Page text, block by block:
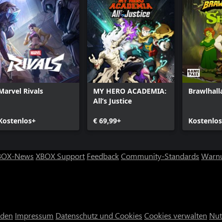
Rambo
RoboCop
Shang
Sheeva
Sindel
Spawn
Klassische
Klassisch
Johnny
Geras:
Rivals
MY HERO ACADEMIA:
All’s Justice
€ 69,99+
News XBOX Support FeedbackCommunity-Standards
Impressum Datenschutz und Cookies Cookies verwalten